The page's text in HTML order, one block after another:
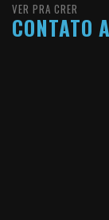
VER PRA CRER
CONTATO